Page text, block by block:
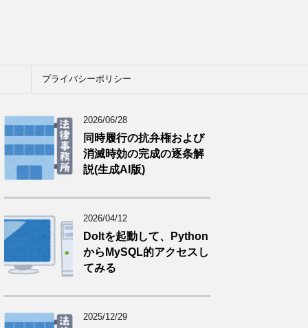
プライバシーポリシー
2026/06/28
同時履行の抗弁権および
消滅時効の完成の逐条解
説(生成AI版)
2026/04/12
Doltを起動して、Python
からMySQL的アクセスし
てみる
2025/12/29